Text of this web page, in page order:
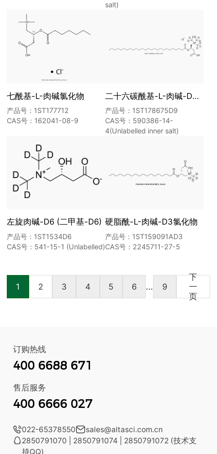
salt)
七酰基-L-肉碱氯化物
产品号：1ST177712
CAS号：162041-08-9
二十六碳酰基-L-肉碱-D9氯化物
产品号：1ST178675D9
CAS号：590386-14-
4(Unlabelled inner salt)
左旋肉碱-D6 (二甲基-D6)
产品号：1ST1534D6
CAS号：541-15-1 (Unlabelled)
硬脂酰-L-肉碱-D3氯化物
产品号：1ST159091AD3
CAS号：2245711-27-5
1 2 3 4 5 6 ... 9
下
一
页
订购热线
400 6688 671
售后服务
400 6666 027
022-65378550sales@altasci.com.cn
2850791070 | 2850791074 | 2850791072 (技术支
持QQ)